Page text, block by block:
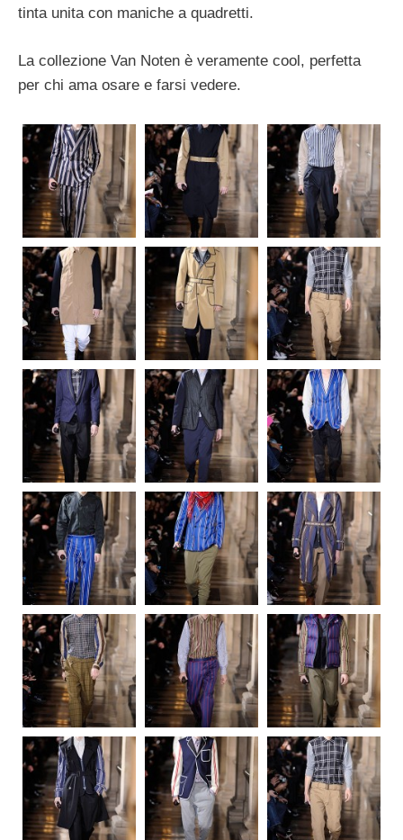
tinta unita con maniche a quadretti.
La collezione Van Noten è veramente cool, perfetta
per chi ama osare e farsi vedere.